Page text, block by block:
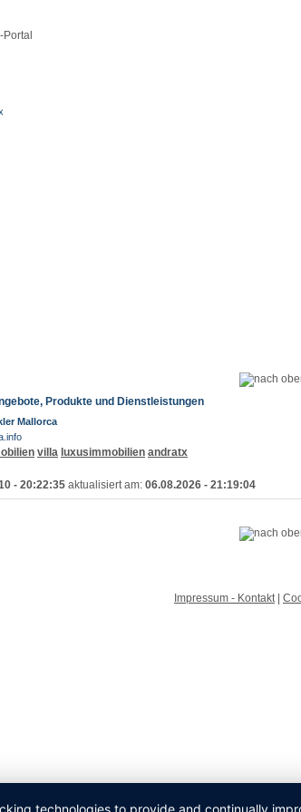
Produkte und Dienstleistungen
Mallorca
villa luxusimmobilien andratx
- 20:22:35 aktualisiert am: 06.08.2026 - 21:19:04
Impressum - Kontakt|
technologies to provide and continually